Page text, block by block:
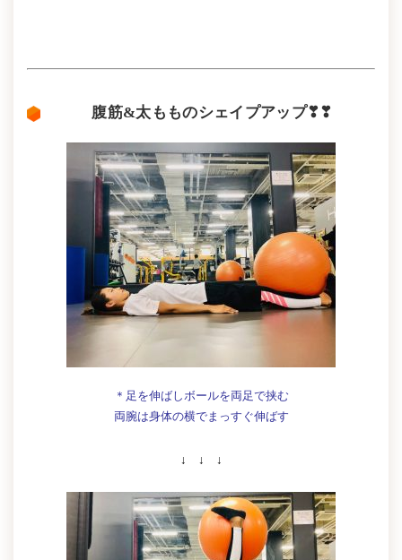
腹筋&太もものシェイプアップ❣❣
＊足を伸ばしボールを両足で挟む
両腕は身体の横でまっすぐ伸ばす
↓ ↓ ↓